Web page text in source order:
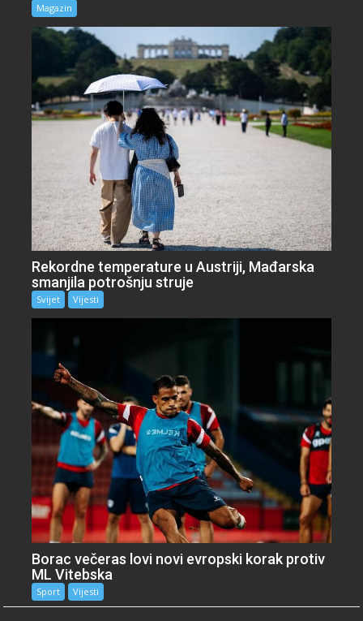
Magazin
Rekordne temperature u Austriji, Mađarska
smanjila potrošnju struje
Svijet Vijesti
Borac večeras lovi novi evropski korak protiv
ML Vitebska
Sport Vijesti